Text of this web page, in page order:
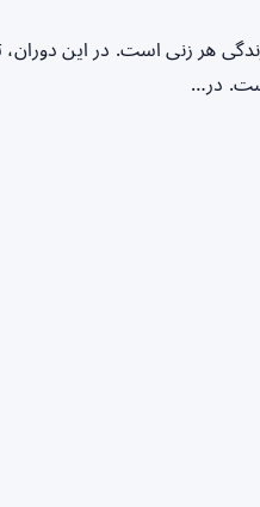
هر زنی است. در این دوران،
در…